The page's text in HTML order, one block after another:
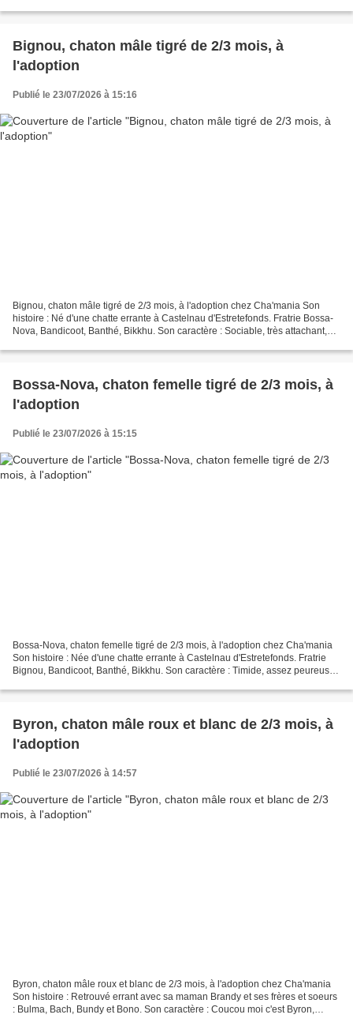
Bignou, chaton mâle tigré de 2/3 mois, à
l'adoption
Publié le 23/07/2026 à 15:16
Bignou, chaton mâle tigré de 2/3 mois, à l'adoption chez Cha'mania Son
histoire : Né d'une chatte errante à Castelnau d'Estretefonds. Fratrie Bossa-
Nova, Bandicoot, Banthé, Bikkhu. Son caractère : Sociable, très attachant,
Bossa-Nova, chaton femelle tigré de 2/3 mois, à
l'adoption
Publié le 23/07/2026 à 15:15
Bossa-Nova, chaton femelle tigré de 2/3 mois, à l'adoption chez Cha'mania
Son histoire : Née d'une chatte errante à Castelnau d'Estretefonds. Fratrie
Bignou, Bandicoot, Banthé, Bikkhu. Son caractère : Timide, assez peureuse,
Byron, chaton mâle roux et blanc de 2/3 mois, à
l'adoption
Publié le 23/07/2026 à 14:57
Byron, chaton mâle roux et blanc de 2/3 mois, à l'adoption chez Cha'mania
Son histoire : Retrouvé errant avec sa maman Brandy et ses frères et soeurs
: Bulma, Bach, Bundy et Bono. Son caractère : Coucou moi c'est Byron,